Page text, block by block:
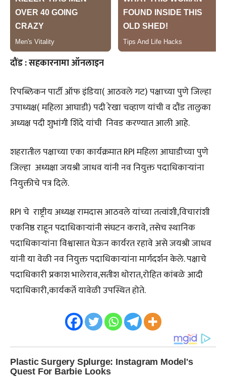
दौंड : सहकारनामा ऑनलाइन
रिपब्लिकन पार्टी ऑफ इंडिया( आठवले गट) पक्षाच्या पुणे जिल्हा
उपाध्यक्ष( महिला आघाडी) पदी रेखा चव्हाण यांची व दौंड तालुका
अध्यक्ष पदी शुभांगी शिंदे यांची निवड करण्यात आली आहे.
शहरातील पक्षाच्या एका कार्यक्रमात RPI महिला आघाडीच्या पुणे
जिल्हा अध्यक्षा जयश्री जाधव यांनी नव नियुक्त पदाधिकाऱ्यांना
नियुक्तीचे पत्र दिले.
RPI चे राष्ट्रीय अध्यक्ष रामदास आठवले यांच्या तत्वांशी,विचारांशी
एकनिष्ठ राहून पदाधिकाऱ्यांनी संघटन करावे, तसेच स्थानिक
पदाधिकाऱ्यांना विश्वासात घेऊन कार्यरत रहावे असे जयश्री जाधव
यांनी या वेळी नव नियुक्त पदाधिकाऱ्यांना मार्गदर्शन केले. पक्षाचे
पदाधिकारी प्रकाश भालेराव,सतीश थोरात,रोहित कांबळे आदी
पदाधिकारी,कार्यकर्ते यावेळी उपस्थित होते.